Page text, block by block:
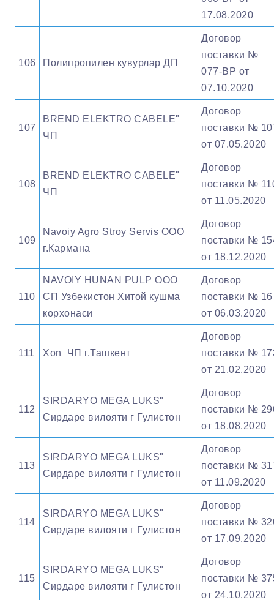
17.08.2020
106 Полипропилен кувурлар ДП
Договор
поставки №
077-ВР от
07.10.2020
107
BREND ELEKTRO CABELE"
ЧП
Договор
поставки №
от 07.05.2020
108
BREND ELEKTRO CABELE"
ЧП
Договор
поставки №
от 11.05.2020
109
Navoiy Agro Stroy Servis ООО
г.Кармана
Договор
поставки №
от 18.12.2020
110
NAVOIY HUNAN PULP ООО
СП Узбекистон Хитой кушма
корхонаси
Договор
поставки № 16
от 06.03.2020
111 Xon ЧП г.Ташкент
Договор
поставки №
от 21.02.2020
112
SIRDARYO MEGA LUKS"
Сирдаре вилояти г Гулистон
Договор
поставки №
от 18.08.2020
113
SIRDARYO MEGA LUKS"
Сирдаре вилояти г Гулистон
Договор
поставки №
от 11.09.2020
114
SIRDARYO MEGA LUKS"
Сирдаре вилояти г Гулистон
Договор
поставки №
от 17.09.2020
115
SIRDARYO MEGA LUKS"
Сирдаре вилояти г Гулистон
Договор
поставки №
от 24.10.2020